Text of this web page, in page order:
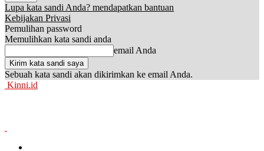
Lupa kata sandi Anda? mendapatkan bantuan
Kebijakan Privasi
Pemulihan password
Memulihkan kata sandi anda
email Anda
Sebuah kata sandi akan dikirimkan ke email Anda.
Kinni.id